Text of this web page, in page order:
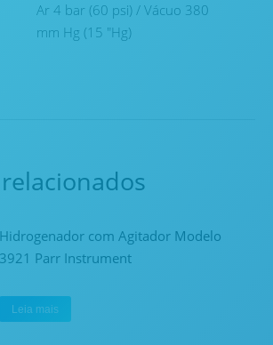
Ar 4 bar (60 psi) / Vácuo 380
mm Hg (15 "Hg)
Hidrogenador com Agitador Modelo
3921 Parr Instrument
Leia mais